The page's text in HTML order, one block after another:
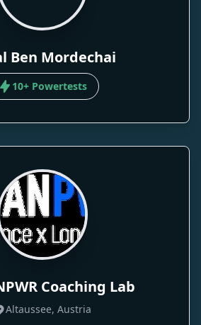
Ben Mordechai
10+ Powertests
Coaching Lab
Altaussee, Austria